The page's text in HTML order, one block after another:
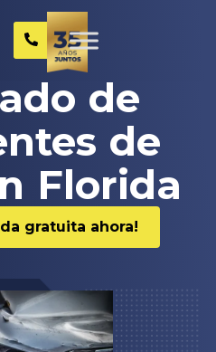
de
de
Florida
gratuita ahora!